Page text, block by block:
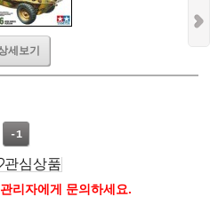
세보기
-1
관심상품
리자에게 문의하세요.